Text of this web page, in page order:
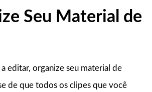
Seu Material de
editar, organize seu material de
de que todos os clipes que você